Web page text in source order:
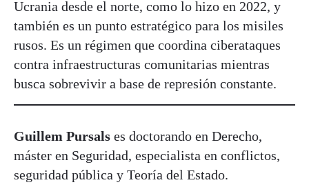
Ucrania desde el norte, como lo hizo en 2022, y
también es un punto estratégico para los misiles
rusos. Es un régimen que coordina ciberataques
contra infraestructuras comunitarias mientras
busca sobrevivir a base de represión constante.
Guillem Pursals es doctorando en Derecho,
máster en Seguridad, especialista en conflictos,
seguridad pública y Teoría del Estado.